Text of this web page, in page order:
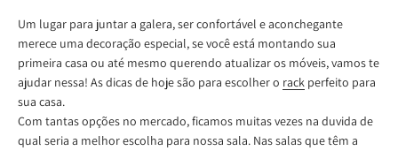
Um lugar para juntar a galera, ser confortável e aconchegante
merece uma decoração especial, se você está montando sua
primeira casa ou até mesmo querendo atualizar os móveis, vamos te
ajudar nessa! As dicas de hoje são para escolher o rack perfeito para
sua casa.
Com tantas opções no mercado, ficamos muitas vezes na duvida de
qual seria a melhor escolha para nossa sala. Nas salas que têm a